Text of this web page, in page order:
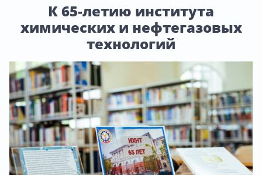
К 65-летию института
химических и нефтегазовых
технологий